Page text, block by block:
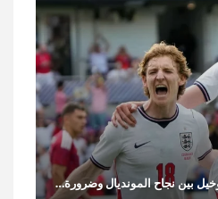
بين نجاح المونديال وضرورة…